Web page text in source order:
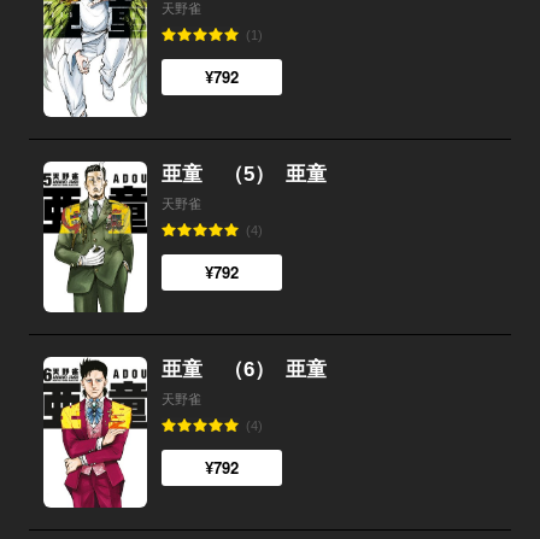
天野雀
(1)
¥792
亜童 （5） 亜童
天野雀
(4)
¥792
亜童 （6） 亜童
天野雀
(4)
¥792